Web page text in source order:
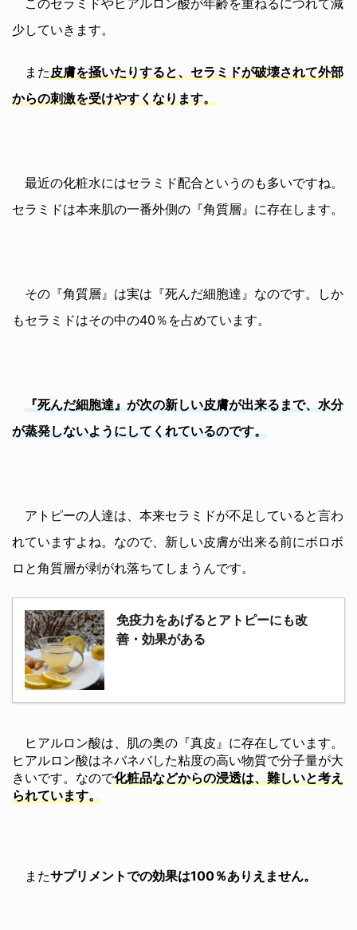
このセラミドやヒアルロン酸が年齢を重ねるにつれて減
少していきます。
また皮膚を掻いたりすると、セラミドが破壊されて外部
からの刺激を受けやすくなります。
最近の化粧水にはセラミド配合というのも多いですね。
セラミドは本来肌の一番外側の『角質層』に存在します。
その『角質層』は実は『死んだ細胞達』なのです。しか
もセラミドはその中の40％を占めています。
『死んだ細胞達』が次の新しい皮膚が出来るまで、水分
が蒸発しないようにしてくれているのです。
アトピーの人達は、本来セラミドが不足していると言わ
れていますよね。なので、新しい皮膚が出来る前にボロボ
ロと角質層が剥がれ落ちてしまうんです。
免疫力をあげるとアトピーにも改
善・効果がある
ヒアルロン酸は、肌の奥の『真皮』に存在しています。
ヒアルロン酸はネバネバした粘度の高い物質で分子量が大
きいです。なので化粧品などからの浸透は、難しいと考え
られています。
またサプリメントでの効果は100％ありえません。